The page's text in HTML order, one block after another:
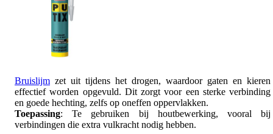
Bruislijm zet uit tijdens het drogen, waardoor gaten en kieren
effectief worden opgevuld. Dit zorgt voor een sterke verbinding
en goede hechting, zelfs op oneffen oppervlakken.
Toepassing: Te gebruiken bij houtbewerking, vooral bij
verbindingen die extra vulkracht nodig hebben.